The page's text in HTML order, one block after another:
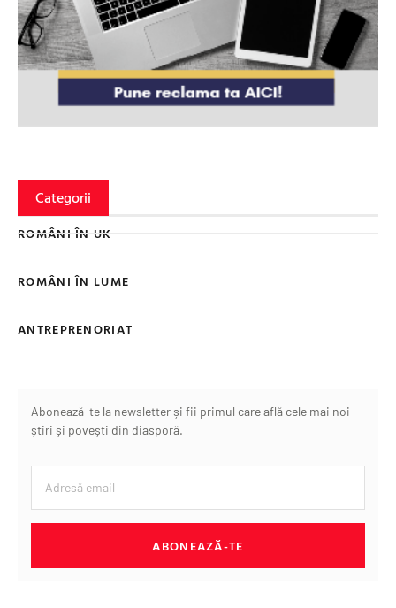
Categorii
ROMÂNI ÎN UK
ROMÂNI ÎN LUME
ANTREPRENORIAT
Abonează-te la newsletter și fii primul care află cele mai noi
știri și povești din diasporă.
ABONEAZĂ-TE